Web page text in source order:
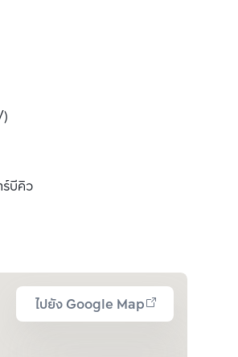
บีคิว
ไปยัง Google Map